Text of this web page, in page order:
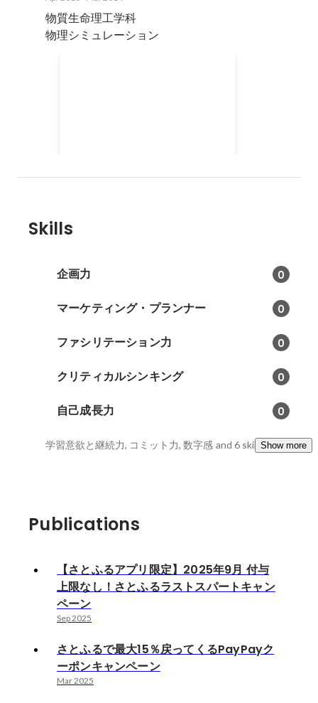
物質生命理工学科
物理シミュレーション
Skills
企画力 0
マーケティング・プランナー 0
ファシリテーション力 0
クリティカルシンキング 0
自己成長力 0
学習意欲と継続力, コミット力, 数字感 and 6 skillsShow more
Publications
【さとふるアプリ限定】2025年9月 付与
上限なし！さとふるラストスパートキャン
ペーン
Sep 2025
さとふるで最大15％戻ってくるPayPayク
ーポンキャンペーン
Mar 2025